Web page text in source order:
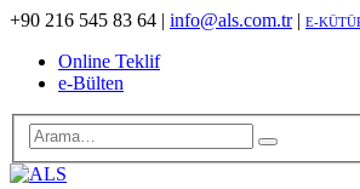
+90 216 545 83 64 | info@als.com.tr| E-
Online Teklif
e-Bülten